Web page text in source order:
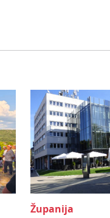
Županija